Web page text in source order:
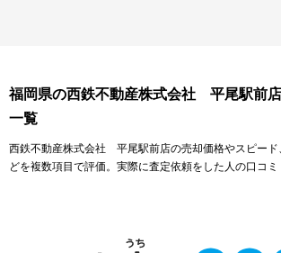
福岡県の西鉄不動産株式会社 平尾駅前
一覧
西鉄不動産株式会社 平尾駅前店の売却価格やスピード
どを複数項目で評価。実際に査定依頼をした人の口コミ